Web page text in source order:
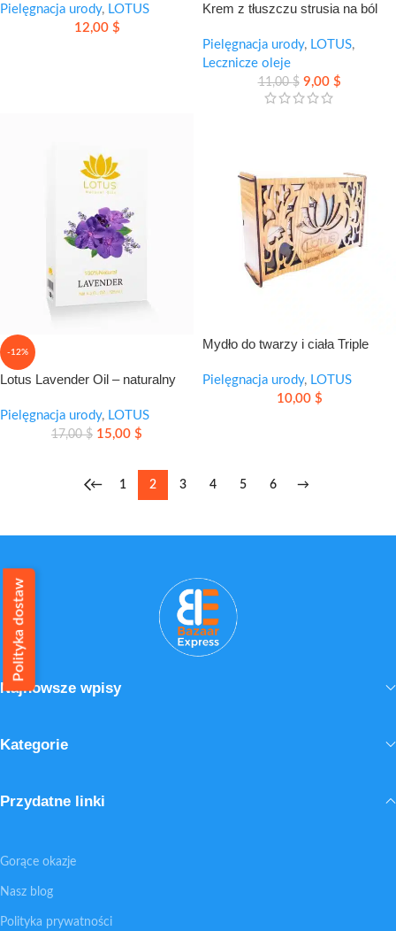
Pielęgnacja urody, LOTUS
12,00 $
Krem z tłuszczu strusia na ból
Pielęgnacja urody, LOTUS,
Lecznicze oleje
11,00$ 9,00 $
-12%
Lotus Lavender Oil – naturalny
codzienne ukojenie
Pielęgnacja urody, LOTUS
17,00$ 15,00 $
Mydło do twarzy i ciała Triple
codziennej pielęgnacji
Pielęgnacja urody, LOTUS
10,00 $
← 1 2 3 4 5 6 →
Najnowsze wpisy
Kategorie
Przydatne linki
Gorące okazje
Nasz blog
Polityka prywatności
Polityka dostaw